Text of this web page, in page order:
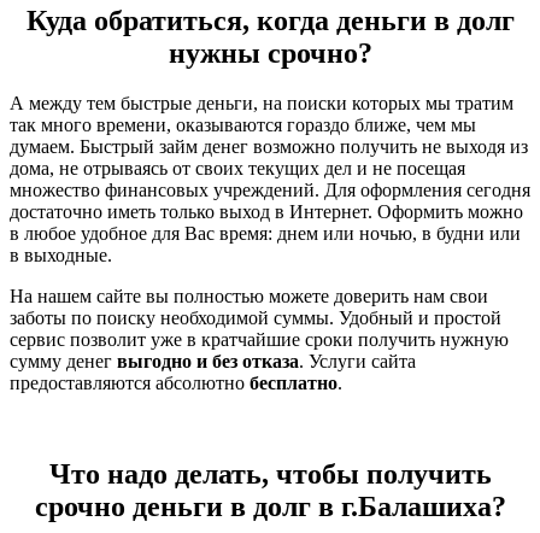
Куда обратиться, когда деньги в долг
нужны срочно?
А между тем быстрые деньги, на поиски которых мы тратим
так много времени, оказываются гораздо ближе, чем мы
думаем. Быстрый займ денег возможно получить не выходя из
дома, не отрываясь от своих текущих дел и не посещая
множество финансовых учреждений. Для оформления сегодня
достаточно иметь только выход в Интернет. Оформить можно
в любое удобное для Вас время: днем или ночью, в будни или
в выходные.
На нашем сайте вы полностью можете доверить нам свои
заботы по поиску необходимой суммы. Удобный и простой
сервис позволит уже в кратчайшие сроки получить нужную
сумму денег выгодно и без отказа. Услуги сайта
предоставляются абсолютно бесплатно.
Что надо делать, чтобы получить
срочно деньги в долг в г.Балашиха?